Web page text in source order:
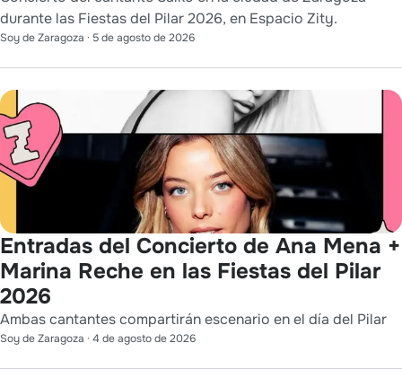
durante las Fiestas del Pilar 2026, en Espacio Zity.
Soy de Zaragoza · 5 de agosto de 2026
Entradas del Concierto de Ana Mena +
Marina Reche en las Fiestas del Pilar
2026
Ambas cantantes compartirán escenario en el día del Pilar
Soy de Zaragoza · 4 de agosto de 2026